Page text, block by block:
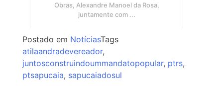
Obras, Alexandre Manoel da Rosa,
juntamente com ...
Postado em NotíciasTags
atilaandradevereador,
juntosconstruindoummandatopopular, ptrs,
ptsapucaia, sapucaiadosul